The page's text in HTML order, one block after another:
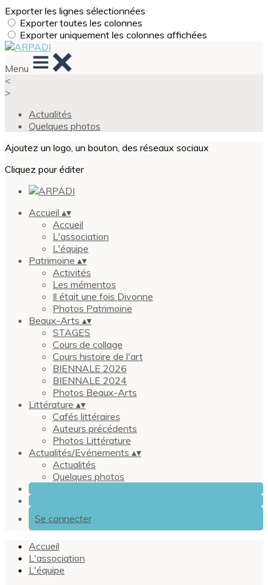
Exporter les lignes sélectionnées
Exporter toutes les colonnes
Exporter uniquement les colonnes affichées
Menu
<
>
Actualités
Quelques photos
Ajoutez un logo, un bouton, des réseaux sociaux
Cliquez pour éditer
Accueil ▴▾
Accueil
L'association
L'équipe
Patrimoine ▴▾
Activités
Les mémentos
Il était une fois Divonne
Photos Patrimoine
Beaux-Arts ▴▾
STAGES
Cours de collage
Cours histoire de l'art
BIENNALE 2026
BIENNALE 2024
Photos Beaux-Arts
Littérature ▴▾
Cafés littéraires
Auteurs précédents
Photos Littérature
Actualités/Evénements ▴▾
Actualités
Quelques photos
Se connecter
Accueil
L'association
L'équipe